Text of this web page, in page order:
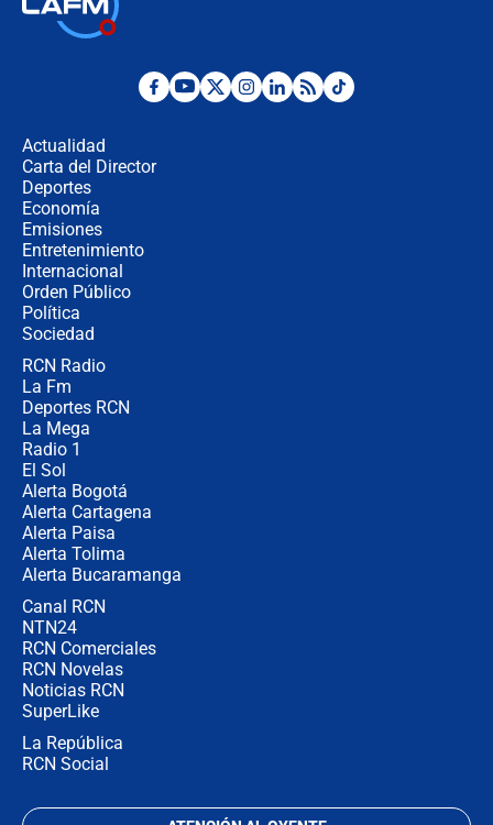
Posesión de Abelardo De La Espriella
Actualidad
Carta del Director
Deportes
Economía
Emisiones
Entretenimiento
Internacional
Orden Público
Política
Sociedad
RCN Radio
La Fm
Deportes RCN
La Mega
Radio 1
El Sol
Alerta Bogotá
Alerta Cartagena
Alerta Paisa
Alerta Tolima
Alerta Bucaramanga
Canal RCN
NTN24
RCN Comerciales
RCN Novelas
Noticias RCN
SuperLike
La República
RCN Social